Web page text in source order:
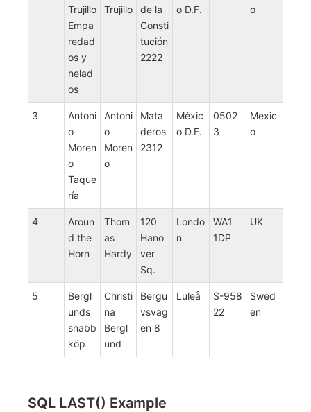
Trujillo
Empa
redad
os y
helad
os
Trujillo
de la
Consti
tución
2222
o D.F.
o
3
Antoni
o
Moren
o
Taque
ría
Antoni
o
Moren
o
Mata
deros
2312
Méxic
o D.F.
0502
3
Mexic
o
4
Aroun
d the
Horn
Thom
as
Hardy
120
Hano
ver
Sq.
Londo
n
WA1
1DP
UK
5
Bergl
unds
snabb
köp
Christi
na
Bergl
und
Bergu
vsväg
en 8
Luleå
S-958
22
Swed
en
SQL LAST() Example